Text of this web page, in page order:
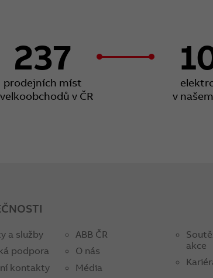
237
prodejních míst
v ČR
v
a služby
podpora
kontakty
ABB ČR
O nás
Média
akce